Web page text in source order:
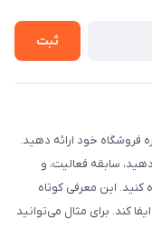
ثبت
فروشگاه خود ارائه دهید.
سابقه فعالیت، و
کنید. این معرفی کوتاه
کند. برای مثال می‌توانید